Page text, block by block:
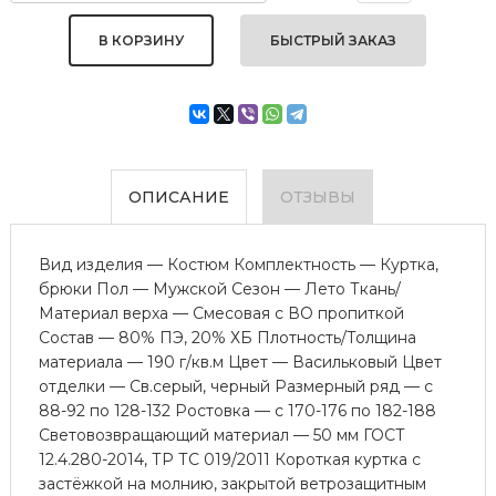
БЫСТРЫЙ ЗАКАЗ
ОПИСАНИЕ ОТЗЫВЫ
Вид изделия — Костюм Комплектность — Куртка,
брюки Пол — Мужской Сезон — Лето Ткань/
Материал верха — Смесовая с ВО пропиткой
Состав — 80% ПЭ, 20% ХБ Плотность/Толщина
материала — 190 г/кв.м Цвет — Васильковый Цвет
отделки — Св.серый, черный Размерный ряд — с
88-92 по 128-132 Ростовка — с 170-176 по 182-188
Световозвращающий материал — 50 мм ГОСТ
12.4.280-2014, ТР ТС 019/2011 Короткая куртка с
застёжкой на молнию, закрытой ветрозащитным